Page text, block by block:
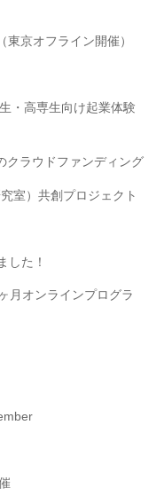
京オフライン開催）
・高専生向け起業体験
クラウドファンディング
室）共創プロジェクト
した！
月オンラインプログラ